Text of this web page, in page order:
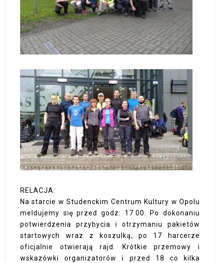
RELACJA:
Na starcie w Studenckim Centrum Kultury w Opolu
meldujemy się przed godz: 17:00. Po dokonaniu
potwierdzenia przybycia i otrzymaniu pakietów
startowych wraz z koszulką, po 17 harcerze
oficjalnie otwierają rajd. Krótkie przemowy i
wskazówki organizatorów i przed 18 co kilka